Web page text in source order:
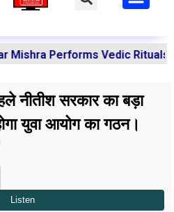
Performs Vedic Rituals for the
नीतीश सरकार का बड़ा
युवा आयोग का गठन।